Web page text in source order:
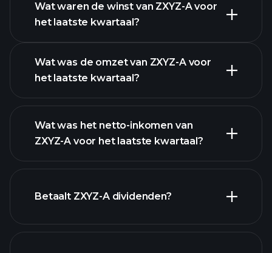
Wat waren de winst van ZXYZ-A voor
het laatste kwartaal?
ZXYZ-A winst
Wat was de omzet van ZXYZ-A voor
het laatste kwartaal?
financiële rapporten
Wat was het netto-inkomen van
ZXYZ-A voor het laatste kwartaal?
financiële
Betaalt ZXYZ-A dividenden?